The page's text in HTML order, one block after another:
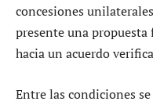
concesiones
presente una
hacia un acuerdo
Entre las condiciones